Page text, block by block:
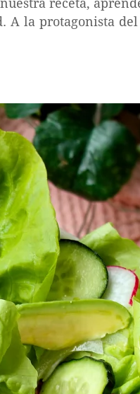
receta,
A la protagonista